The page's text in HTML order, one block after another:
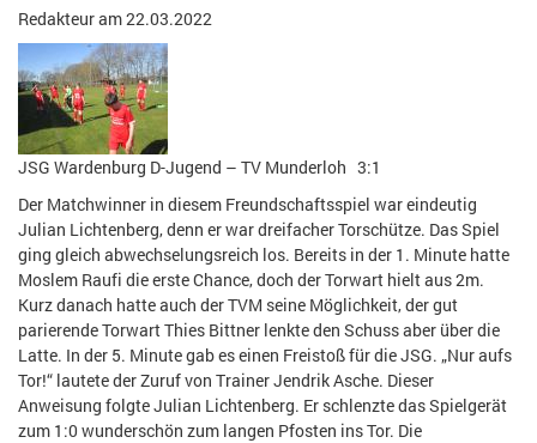
Redakteur am 22.03.2022
JSG Wardenburg D-Jugend – TV Munderloh 3:1
Der Matchwinner in diesem Freundschaftsspiel war eindeutig
Julian Lichtenberg, denn er war dreifacher Torschütze. Das Spiel
ging gleich abwechselungsreich los. Bereits in der 1. Minute hatte
Moslem Raufi die erste Chance, doch der Torwart hielt aus 2m.
Kurz danach hatte auch der TVM seine Möglichkeit, der gut
parierende Torwart Thies Bittner lenkte den Schuss aber über die
Latte. In der 5. Minute gab es einen Freistoß für die JSG. „Nur aufs
Tor!“ lautete der Zuruf von Trainer Jendrik Asche. Dieser
Anweisung folgte Julian Lichtenberg. Er schlenzte das Spielgerät
zum 1:0 wunderschön zum langen Pfosten ins Tor. Die